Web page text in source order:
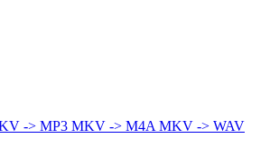
-> MP3 MKV -> M4A MKV -> WAV